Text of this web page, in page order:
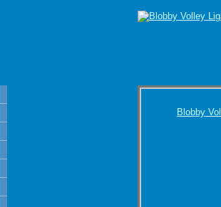
Blobby